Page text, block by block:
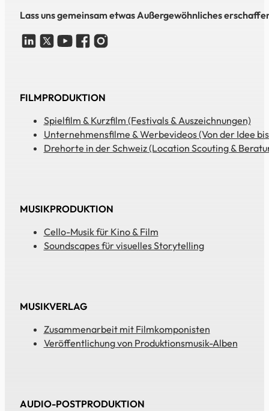
Lass uns gemeinsam etwas Außergewöhnliches
FILMPRODUKTION
Spielfilm & Kurzfilm (Festivals & Auszeichnungen)
Unternehmensfilme & Werbevideos (Von der Idee
Drehorte in der Schweiz (Location Scouting &
MUSIKPRODUKTION
Cello-Musik für Kino & Film
Soundscapes für visuelles Storytelling
MUSIKVERLAG
Zusammenarbeit mit Filmkomponisten
Veröffentlichung von Produktionsmusik-Alben
AUDIO-POSTPRODUKTION